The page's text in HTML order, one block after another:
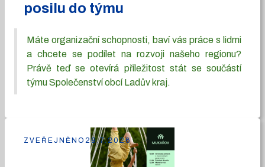
posilu do týmu
Máte organizační schopnosti, baví vás práce s lidmi
a chcete se podílet na rozvoji našeho regionu?
Právě teď se otevírá příležitost stát se součástí
týmu Společenství obcí Ladův kraj.
ZVEŘEJNĚNO 29.7.2026